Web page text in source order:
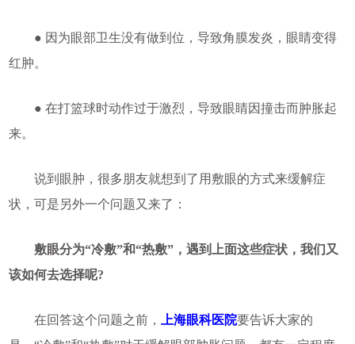
● 因为眼部卫生没有做到位，导致角膜发炎，眼睛变得
红肿。
● 在打篮球时动作过于激烈，导致眼睛因撞击而肿胀起
来。
说到眼肿，很多朋友就想到了用敷眼的方式来缓解症
状，可是另外一个问题又来了：
敷眼分为“冷敷”和“热敷”，遇到上面这些症状，我们又
该如何去选择呢?
在回答这个问题之前， 上海眼科医院要告诉大家的